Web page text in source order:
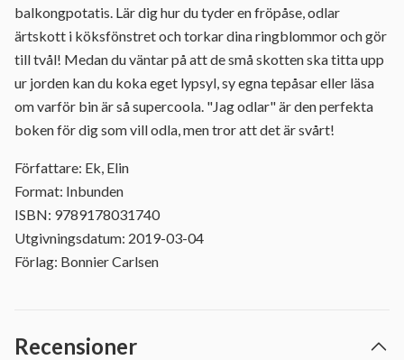
balkongpotatis. Lär dig hur du tyder en fröpåse, odlar
ärtskott i köksfönstret och torkar dina ringblommor och gör
till tvål! Medan du väntar på att de små skotten ska titta upp
ur jorden kan du koka eget lypsyl, sy egna tepåsar eller läsa
om varför bin är så supercoola. "Jag odlar" är den perfekta
boken för dig som vill odla, men tror att det är svårt!
Författare: Ek, Elin
Format: Inbunden
ISBN: 9789178031740
Utgivningsdatum: 2019-03-04
Förlag: Bonnier Carlsen
Recensioner